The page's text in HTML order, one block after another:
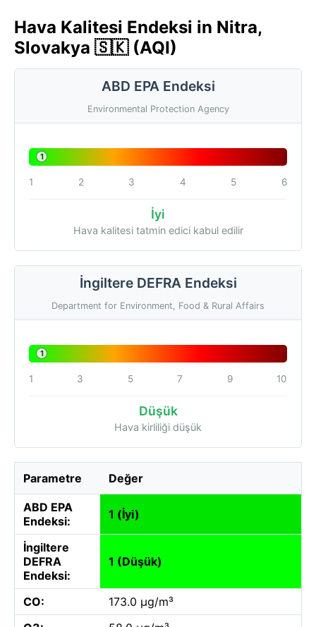
Hava Kalitesi Endeksi in Nitra,
Slovakya 🇸🇰 (AQI)
ABD EPA Endeksi
Environmental Protection Agency
1
1 2 3 4 5 6
İyi
Hava kalitesi tatmin edici kabul edilir
İngiltere DEFRA Endeksi
Department for Environment, Food & Rural Affairs
1
1 3 5 7 9 10
Düşük
Hava kirliliği düşük
Parametre Değer
ABD EPA
Endeksi:
1 (İyi)
İngiltere
DEFRA
Endeksi:
1 (Düşük)
CO:
173.0 µg/m³